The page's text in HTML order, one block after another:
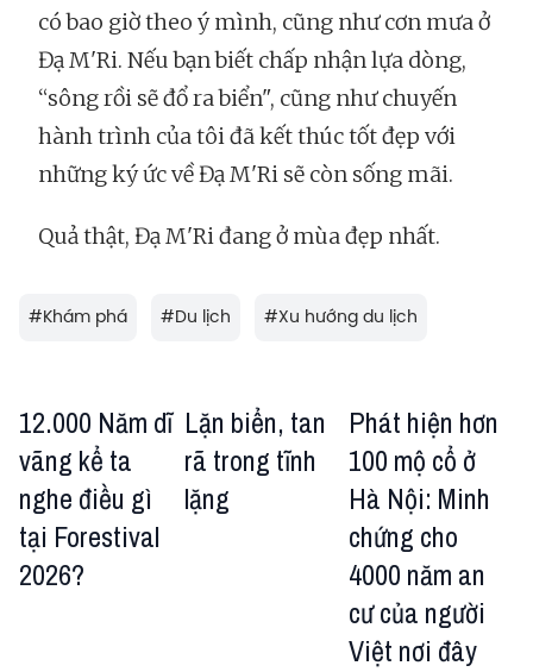
có bao giờ theo ý mình, cũng như cơn mưa ở
Đạ M'Ri. Nếu bạn biết chấp nhận lựa dòng,
“sông rồi sẽ đổ ra biển", cũng như chuyến
hành trình của tôi đã kết thúc tốt đẹp với
những ký ức về Đạ M'Ri sẽ còn sống mãi.
Quả thật, Đạ M'Ri đang ở mùa đẹp nhất.
#Khám phá #Du lịch #Xu hướng du lịch
12.000 Năm dĩ
vãng kể ta
nghe điều gì
tại Forestival
2026?
Lặn biển, tan
rã trong tĩnh
lặng
Phát hiện hơn
100 mộ cổ ở
Hà Nội: Minh
chứng cho
4000 năm an
cư của người
Việt nơi đây